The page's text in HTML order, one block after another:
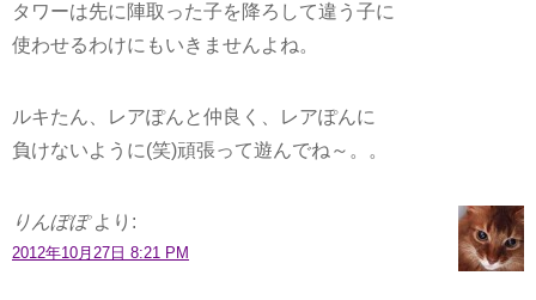
タワーは先に陣取った子を降ろして違う子に
使わせるわけにもいきませんよね。
ルキたん、レアぽんと仲良く、レアぽんに
負けないように(笑)頑張って遊んでね～。。
りんぽぽ より:
2012年10月27日 8:21 PM